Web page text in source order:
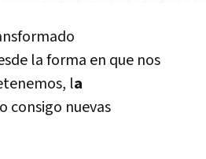
la forma en que nos
la
consigo nuevas